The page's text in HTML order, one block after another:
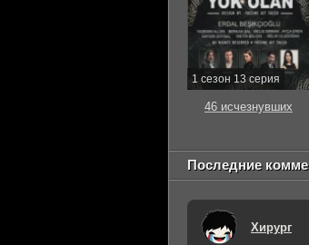
1 сезон 13 серия
46 исчезнувших
Последние
Хирург